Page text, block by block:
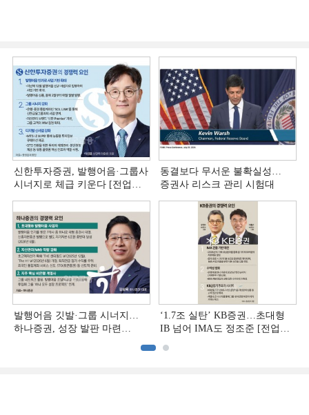
신한투자증권, 발행어음·그룹사
시너지로 체급 키운다 [전업계
동결보다 무서운 불확실성…
증권사 리스크 관리 시험대
발행어음 깃발·그룹 시너지…
하나증권, 성장 발판 마련
‘1.7조 실탄’ KB증권…초대형
IB 넘어 IMA도 정조준 [전업계